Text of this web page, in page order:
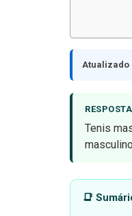
Atualizado
Tenis
📑